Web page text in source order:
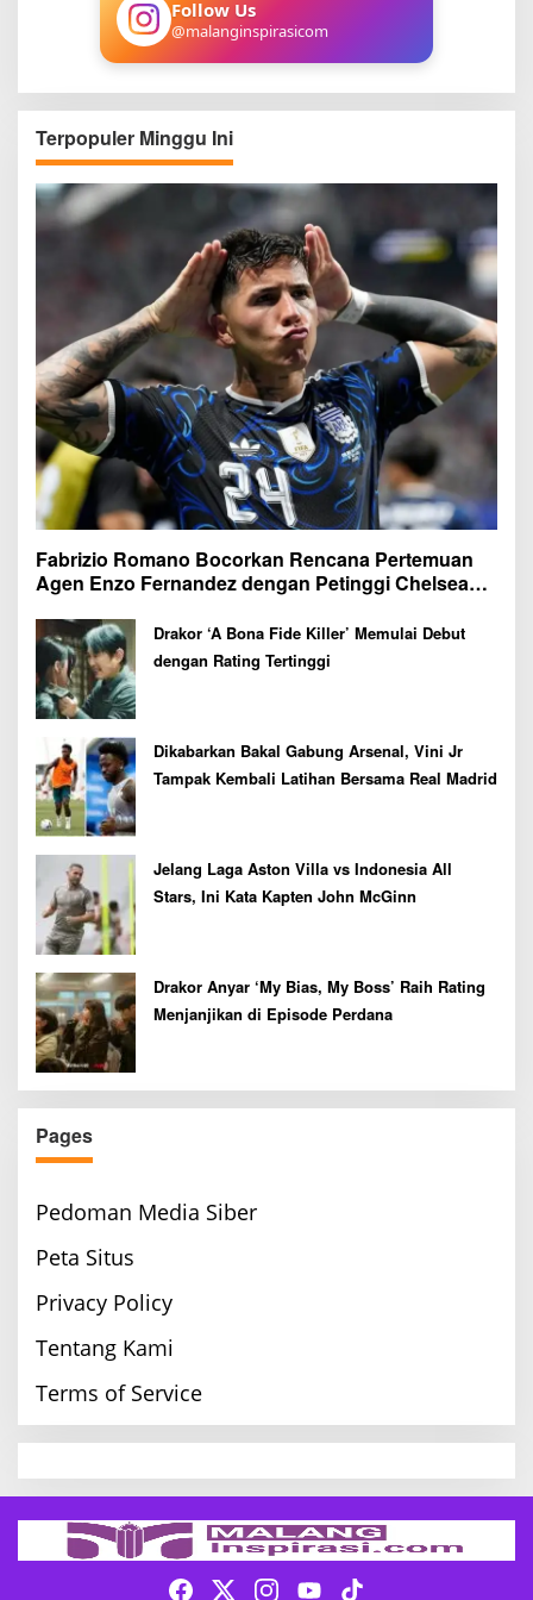
Follow Us
@malanginspirasicom
Terpopuler Minggu Ini
Fabrizio Romano Bocorkan Rencana Pertemuan
Agen Enzo Fernandez dengan Petinggi Chelsea
Drakor ‘A Bona Fide Killer’ Memulai Debut
dengan Rating Tertinggi
Dikabarkan Bakal Gabung Arsenal, Vini Jr
Tampak Kembali Latihan Bersama Real Madrid
Jelang Laga Aston Villa vs Indonesia All
Stars, Ini Kata Kapten John McGinn
Drakor Anyar ‘My Bias, My Boss’ Raih Rating
Menjanjikan di Episode Perdana
Pages
Pedoman Media Siber
Peta Situs
Privacy Policy
Tentang Kami
Terms of Service